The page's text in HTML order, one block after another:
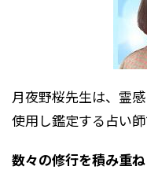
月夜野桜先生は、霊
使用し鑑定する占い師
数々の修行を積み重